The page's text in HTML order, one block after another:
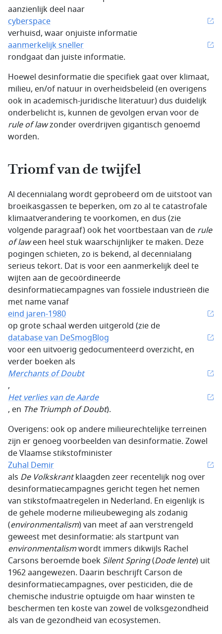
aanzienlijk deel naar
cyberspace
verhuisd, waar onjuiste informatie
aanmerkelijk sneller
rondgaat dan juiste informatie.
Hoewel desinformatie die specifiek gaat over klimaat,
milieu, en/of natuur in overheidsbeleid (en overigens
ook in academisch-juridische literatuur) dus duidelijk
onderbelicht is, kunnen de gevolgen ervan voor de
rule of lawzonder overdrijven gigantisch genoemd
worden.
Triomf van de twijfel
Al decennialang wordt geprobeerd om de uitstoot van
broeikasgassen te beperken, om zo al te catastrofale
klimaatverandering te voorkomen, en dus (zie
volgende paragraaf) ook het voortbestaan van de rule
of laween heel stuk waarschijnlijker te maken. Deze
pogingen schieten, zo is bekend, al decennialang
serieus tekort. Dat is voor een aanmerkelijk deel te
wijten aan de gecoördineerde
desinformatiecampagnes van fossiele industrieën die
met name vanaf
eind jaren-1980
op grote schaal werden uitgerold (zie de
database van DeSmogBlog
voor een uitvoerig gedocumenteerd overzicht, en
verder boeken als
Merchants of Doubt
,
Het verlies van de Aarde
, en The Triumph of Doubt).
Overigens: ook op andere milieurechtelijke terreinen
zijn er genoeg voorbeelden van desinformatie. Zowel
de Vlaamse stikstofminister
Zuhal Demir
als De Volkskrantklaagden zeer recentelijk nog over
desinformatiecampagnes gericht tegen het nemen
van stikstofmaatregelen in Nederland. En eigenlijk is
de gehele moderne milieubeweging als zodanig
(environmentalism) van meet af aan verstrengeld
geweest met desinformatie: als startpunt van
environmentalismwordt immers dikwijls Rachel
Carsons beroemde boek Silent Spring(Dode lente) uit
1962 aangewezen. Daarin beschrijft Carson de
desinformatiecampagnes, over pesticiden, die de
chemische industrie optuigde om haar winsten te
beschermen ten koste van zowel de volksgezondheid
als van de gezondheid van ecosystemen.